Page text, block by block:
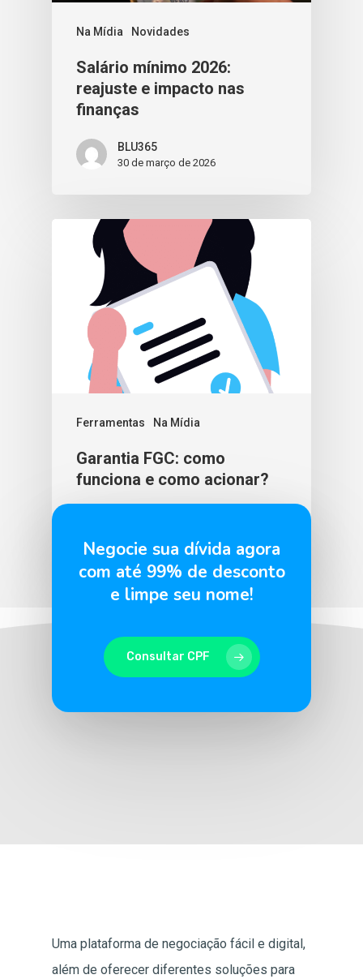
Na Mídia Novidades
Salário mínimo 2026:
reajuste e impacto nas
finanças
BLU365
30 de março de 2026
Ferramentas Na Mídia
Garantia FGC: como
funciona e como acionar?
Negocie sua dívida agora
com até 99% de desconto
e limpe seu nome!
Consultar CPF
Uma plataforma de negociação fácil e digital,
além de oferecer diferentes soluções para